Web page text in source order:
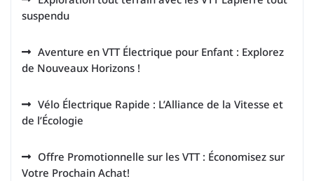
suspendu
Aventure en VTT Électrique pour Enfant : Explorez
de Nouveaux Horizons !
Vélo Électrique Rapide : L’Alliance de la Vitesse et
de l’Écologie
Offre Promotionnelle sur les VTT : Économisez sur
Votre Prochain Achat!